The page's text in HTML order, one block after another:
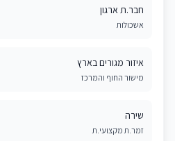
חבר.ת ארגון
אשכולות
איזור מגורים בארץ
מישור החוף והמרכז
שירה
זמר.ת מקצועי.ת